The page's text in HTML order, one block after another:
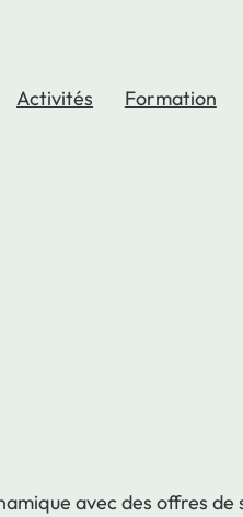
Activités Formation
avec des offres